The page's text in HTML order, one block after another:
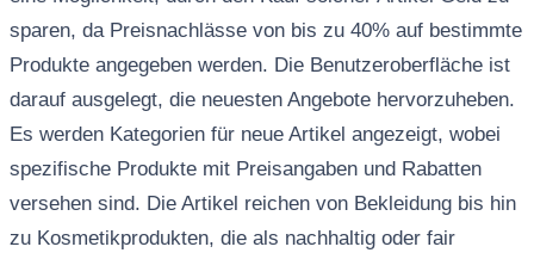
sparen, da Preisnachlässe von bis zu 40% auf bestimmte
Produkte angegeben werden. Die Benutzeroberfläche ist
darauf ausgelegt, die neuesten Angebote hervorzuheben.
Es werden Kategorien für neue Artikel angezeigt, wobei
spezifische Produkte mit Preisangaben und Rabatten
versehen sind. Die Artikel reichen von Bekleidung bis hin
zu Kosmetikprodukten, die als nachhaltig oder fair